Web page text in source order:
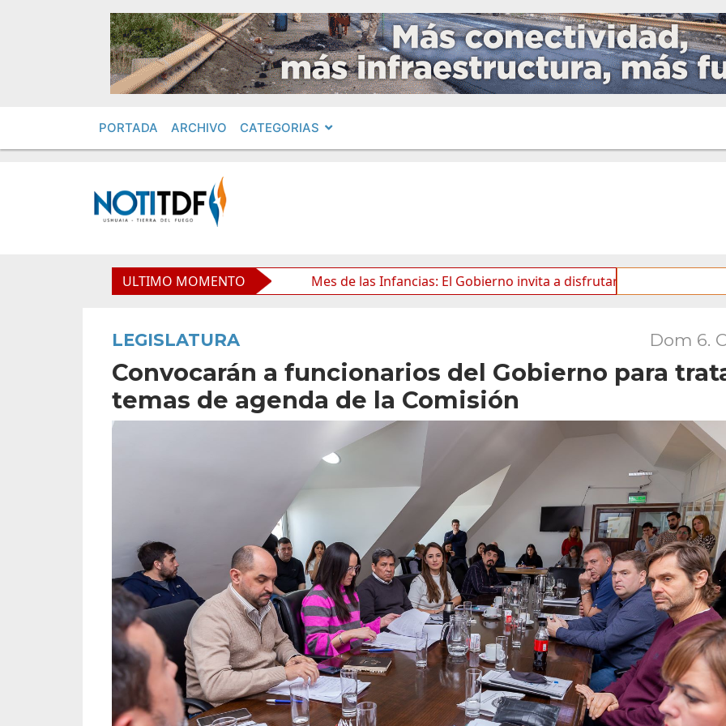
PORTADA ARCHIVO CATEGORIAS
ULTIMO MOMENTO
de una propuesta educativa Mes de las Infancias: El Gobierno invita a disfrutar de una nueva edición de
LEGISLATURA Dom 6.
Convocarán a funcionarios del Gobierno para
temas de agenda de la Comisión